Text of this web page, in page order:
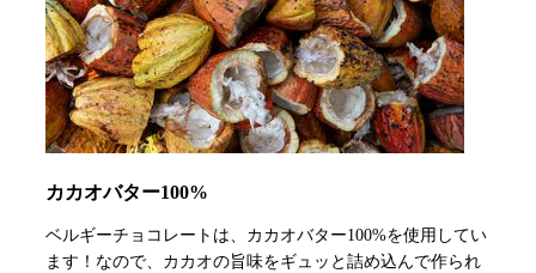
カカオバター100%
ベルギーチョコレートは、カカオバター100%を使用してい
ます！なので、カカオの旨味をギュッと詰め込んで作られ